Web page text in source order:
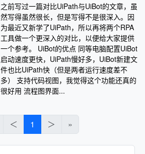
之前写过一篇对比UiPath与UiBot的文章，虽
然写得虽然很长，但是写得不是很深入。因
为最近又新学了UiPath，所以再将两个RPA
工具做一个更深入的对比，以便给大家提供
一个参考。 UiBot的优点 同等电脑配置UiBot
启动速度更快，UiPath慢好多，UiBot新建文
件也比UiPath快（但是两者运行速度差不
多） 支持代码视图，我觉得这个功能还真的
很好用 流程图界面...
＜ 1 ＞ »